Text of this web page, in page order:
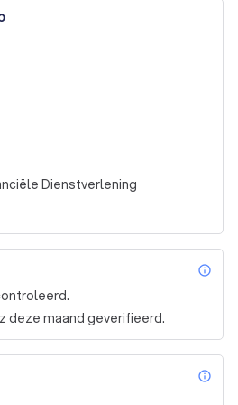
Dienstverlening
deze maand geverifieerd.